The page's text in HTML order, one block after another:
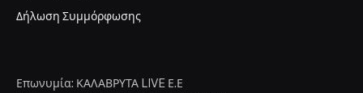
Δήλωση Συμμόρφωσης
Επωνυμία: ΚΑΛΑΒΡΥΤΑ LIVE Ε.Ε